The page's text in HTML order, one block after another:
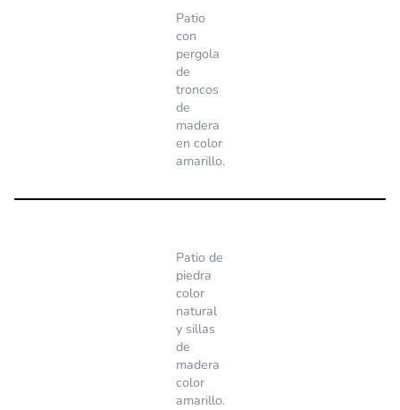
Patio
con
pergola
de
troncos
de
madera
en color
amarillo.
Patio de
piedra
color
natural
y sillas
de
madera
color
amarillo.